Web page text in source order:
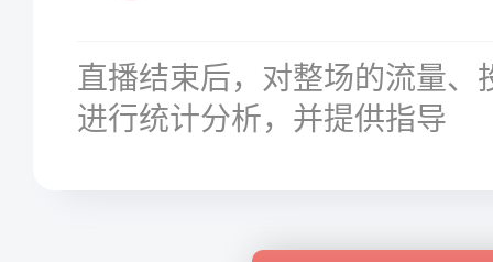
直播结束后，对整场的流量、
进行统计分析，并提供指导